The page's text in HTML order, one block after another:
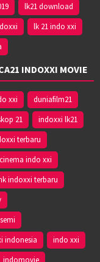
lk21 download
lk 21 indo xxi
INDOXXI MOVIE
xxi
duniafilm21
21
indoxxi lk21
terbaru
cinema indo xxi
indoxxi terbaru
indonesia
indo xxi
indomovie